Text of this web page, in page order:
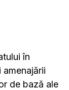
în
de bază ale